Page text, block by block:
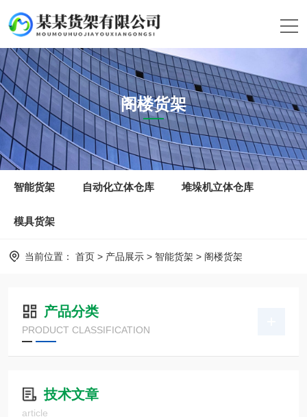
阁楼货架
智能货架 自动化立体仓库 堆垛机立体仓库
模具货架
当前位置： 首页 > 产品展示 > 智能货架 > 阁楼货架
产品分类
PRODUCT CLASSIFICATION
技术文章
article